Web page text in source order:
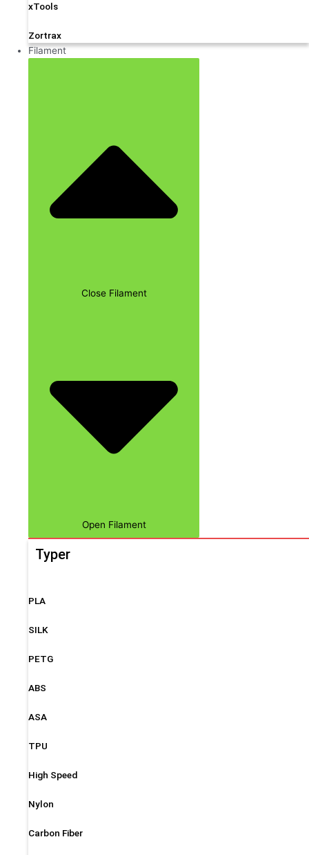
xTools
Zortrax
Filament
Close Filament
Open Filament
Typer
PLA
SILK
PETG
ABS
ASA
TPU
High Speed
Nylon
Carbon Fiber